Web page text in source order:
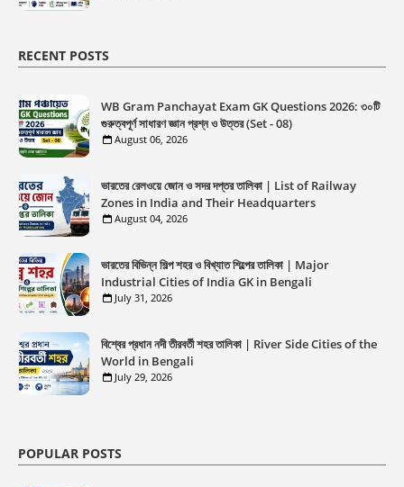
RECENT POSTS
WB Gram Panchayat Exam GK Questions 2026: ৩০টি
গুরুত্বপূর্ণ সাধারণ জ্ঞান প্রশ্ন ও উত্তর (Set - 08)
August 06, 2026
ভারতের রেলওয়ে জোন ও সদর দপ্তর তালিকা | List of Railway
Zones in India and Their Headquarters
August 04, 2026
ভারতের বিভিন্ন শিল্প শহর ও বিখ্যাত শিল্পের তালিকা | Major
Industrial Cities of India GK in Bengali
July 31, 2026
বিশ্বের প্রধান নদী তীরবর্তী শহর তালিকা | River Side Cities of the
World in Bengali
July 29, 2026
POPULAR POSTS